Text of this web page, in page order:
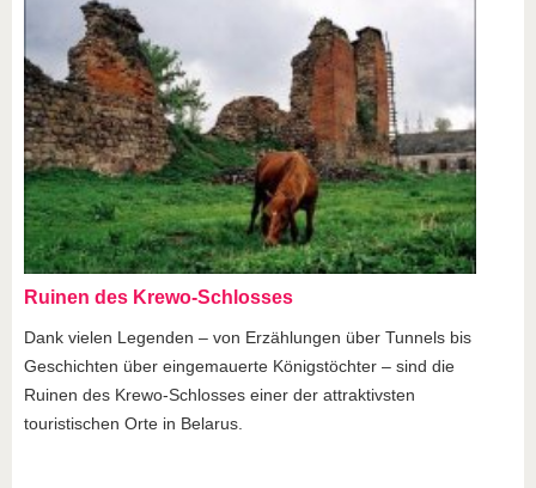
Ruinen des Krewo-Schlosses
Dank vielen Legenden – von Erzählungen über Tunnels bis
Geschichten über eingemauerte Königstöchter – sind die
Ruinen des Krewo-Schlosses einer der attraktivsten
touristischen Orte in Belarus.